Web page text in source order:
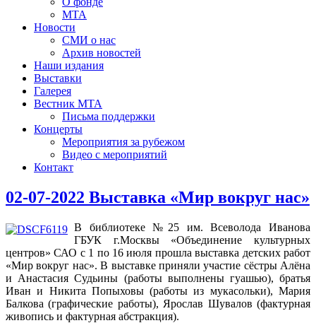
МТА
Новости
СМИ о нас
Архив новостей
Наши издания
Выставки
Галерея
Вестник МТА
Письма поддержки
Концерты
Мероприятия за рубежом
Видео с мероприятий
Контакт
02-07-2022 Выставка «Мир вокруг нас»
В библиотеке №25 им. Всеволода Иванова
ГБУК г.Москвы «Объединение культурных
центров» САО с 1 по 16 июля прошла выставка детских работ
«Мир вокруг нас». В выставке приняли участие сёстры Алёна
и Анастасия Судьины (работы выполнены гуашью), братья
Иван и Никита Попыховы (работы из мукасольки), Мария
Балкова (графические работы), Ярослав Шувалов (фактурная
живопись и фактурная абстракция).